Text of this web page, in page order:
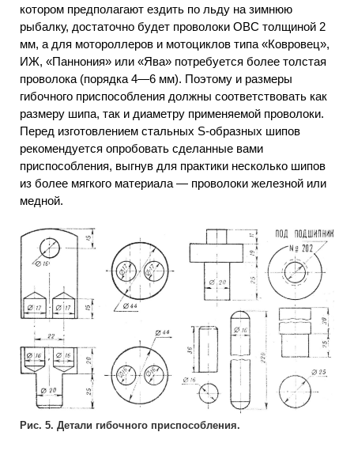
котором предполагают ездить по льду на зимнюю
рыбалку, достаточно будет проволоки ОВС толщиной 2
мм, а для мотороллеров и мотоциклов типа «Ковровец»,
ИЖ, «Паннония» или «Ява» потребуется более толстая
проволока (порядка 4—6 мм). Поэтому и размеры
гибочного приспособления должны соответствовать как
размеру шипа, так и диаметру применяемой проволоки.
Перед изготовлением стальных S-образных шипов
рекомендуется опробовать сделанные вами
приспособления, выгнув для практики несколько шипов
из более мягкого материала — проволоки железной или
медной.
Рис. 5. Детали гибочного приспособления.